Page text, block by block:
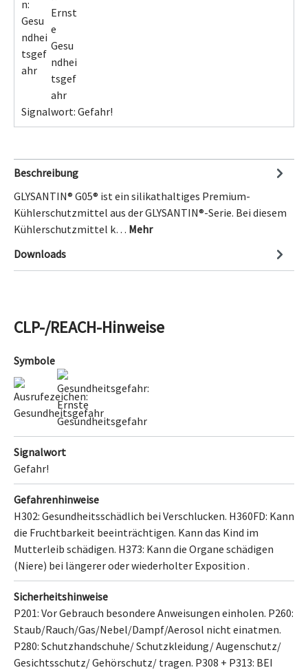
Signalwort: Gefahr!
Beschreibung
GLYSANTIN® G05® ist ein silikathaltiges Premium-
Kühlerschutzmittel aus der GLYSANTIN®-Serie. Bei diesem
Kühlerschutzmittel k… Mehr
Downloads
CLP-/REACH-Hinweise
Symbole
Signalwort
Gefahr!
Gefahrenhinweise
H302: Gesundheitsschädlich bei Verschlucken. H360FD: Kann
die Fruchtbarkeit beeinträchtigen. Kann das Kind im
Mutterleib schädigen. H373: Kann die Organe schädigen
(Niere) bei längerer oder wiederholter Exposition .
Sicherheitshinweise
P201: Vor Gebrauch besondere Anweisungen einholen. P260:
Staub/Rauch/Gas/Nebel/Dampf/Aerosol nicht einatmen.
P280: Schutzhandschuhe/ Schutzkleidung/ Augenschutz/
Gesichtsschutz/ Gehörschutz/ tragen. P308 + P313: BEI